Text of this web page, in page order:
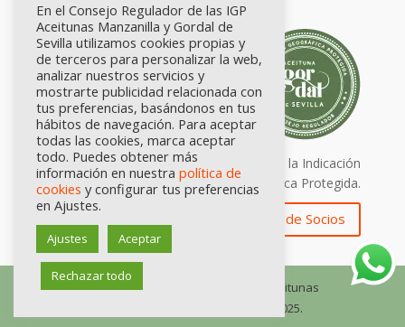
Calidad certificada por Origen. Sellos de la Indicación
Geográfica Protegida.
Zona de Socios
© Consejo Regulador de las IGP Aceitunas
Manzanilla y Gordal de Sevilla, 2025.
En el Consejo Regulador de las IGP
Aceitunas Manzanilla y Gordal de
Sevilla utilizamos cookies propias y
de terceros para personalizar la web,
analizar nuestros servicios y
mostrarte publicidad relacionada con
tus preferencias, basándonos en tus
hábitos de navegación. Para aceptar
todas las cookies, marca aceptar
todo. Puedes obtener más
información en nuestra política de
cookies y configurar tus preferencias
en Ajustes.
Ajustes Aceptar
Rechazar todo